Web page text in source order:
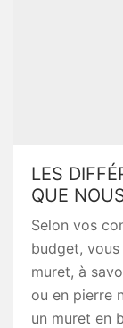
LES
QUE
Selon vos
budget,
muret, à
ou en pierre
un muret en